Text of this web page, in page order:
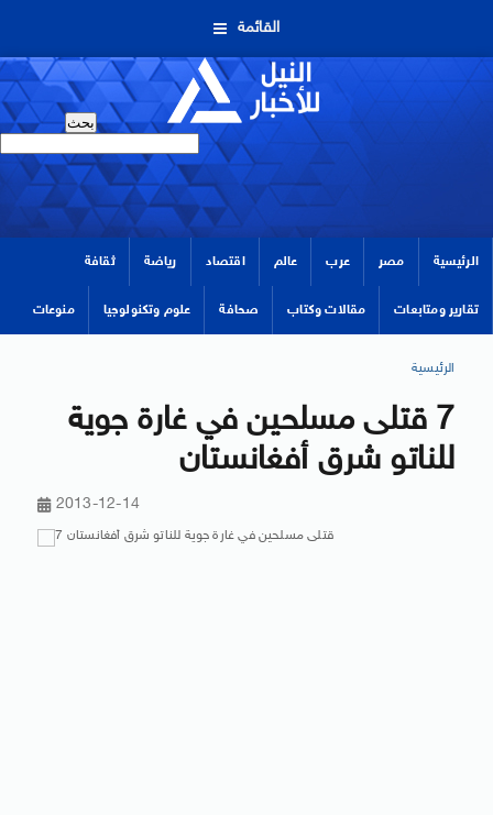
القائمة
الرئيسية مصر عرب عالم اقتصاد رياضة ثقافة
تقارير ومتابعات مقالات وكتاب صحافة علوم وتكنولوجيا منوعات
الرئيسية
7 قتلى مسلحين في غارة جوية
للناتو شرق أفغانستان
2013-12-14